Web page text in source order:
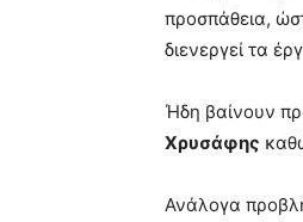
you
the
meaning
pain.
pornhun
προσπάθεια,
διενεργεί τα
Ήδη βαίνουν
Χρυσάφης
Ανάλογα